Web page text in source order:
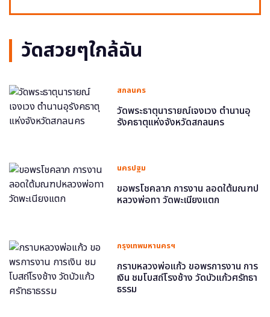
วัดสวยๆใกล้ฉัน
สกลนคร
วัดพระธาตุนารายณ์เจงเวง ตำนานอุ
รังคธาตุแห่งจังหวัดสกลนคร
นครปฐม
ขอพรโชคลาภ การงาน ลอดใต้มณฑป
หลวงพ่อทา วัดพะเนียงแตก
กรุงเทพมหานครฯ
กราบหลวงพ่อแก้ว ขอพรการงาน การ
เงิน ชมโบสถ์โรงช้าง วัดบัวแก้วศรัทธา
ธรรม